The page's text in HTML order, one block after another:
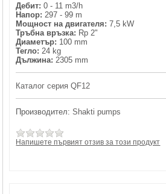
Дебит: 0 - 11 m3/h
Напор: 297 - 99 m
Мощност на двигателя: 7,5 kW
Тръбна връзка: Rp 2"
Диаметър: 100 mm
Тегло: 24 kg
Дължина: 2305 mm
Каталог серия QF12
Производител: Shakti pumps
Напишете първият отзив за този продукт